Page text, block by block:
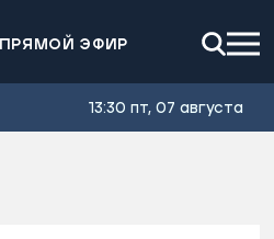
ПРЯМОЙ ЭФИР
13:30 пт, 07 августа